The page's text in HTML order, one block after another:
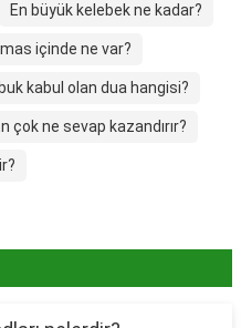
En büyük kelebek ne kadar?
içinde ne var?
kabul olan dua hangisi?
çok ne sevap kazandırır?